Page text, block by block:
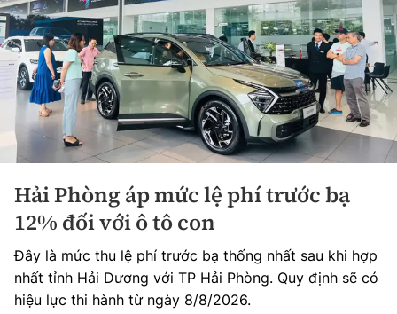
Hải Phòng áp mức lệ phí trước bạ
12% đối với ô tô con
Đây là mức thu lệ phí trước bạ thống nhất sau khi hợp
nhất tỉnh Hải Dương với TP Hải Phòng. Quy định sẽ có
hiệu lực thi hành từ ngày 8/8/2026.